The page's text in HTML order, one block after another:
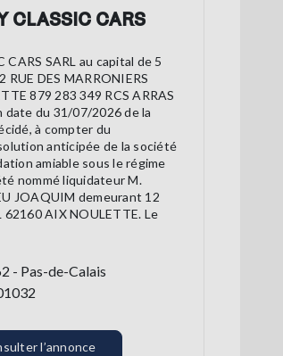
CLASSIC CARS
CARS SARL au capital de 5
RUE DES MARRONIERS
879 283 349 RCS ARRAS
date du 31/07/2026 de la
à compter du
anticipée de la société
amiable sous le régime
nommé liquidateur M.
JOAQUIM demeurant 12
62160 AIX NOULETTE. Le
- Pas-de-Calais
l’annonce